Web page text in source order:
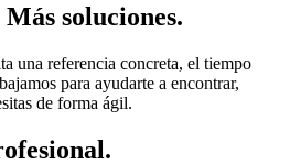
soluciones.
una referencia concreta, el tiempo
para ayudarte a encontrar,
de forma ágil.